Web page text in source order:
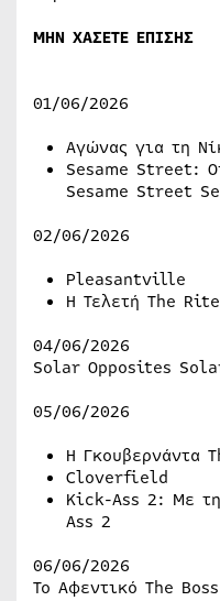
ΜΗΝ ΧΑΣΕΤΕ ΕΠΙΣΗΣ
01/06/2026
Αγώνας για τη
Sesame Street:
Sesame Street
02/06/2026
Pleasantville
Η Τελετή The Rite
04/06/2026
Solar Opposites
05/06/2026
Η Γκουβερνάντα
Cloverfield
Kick-Ass 2: Με
Ass 2
06/06/2026
Το Αφεντικό The Boss